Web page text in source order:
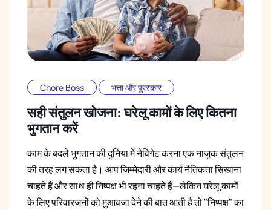
Chore Boss भत्ता और पुरस्कार
सही संतुलन खोजना: घरेलू कामों के लिए कितना
भुगतान करें
काम के बदले भुगतान की दुनिया में नेविगेट करना एक नाजुक संतुलन
की तरह लग सकता है। आप जिम्मेदारी और कार्य नैतिकता सिखाना
चाहते हैं और साथ ही निष्पक्ष भी रहना चाहते हैं—लेकिन घरेलू कामों
के लिए परिवारजनों को मुआवजा देने की बात आती है तो "निष्पक्ष" का